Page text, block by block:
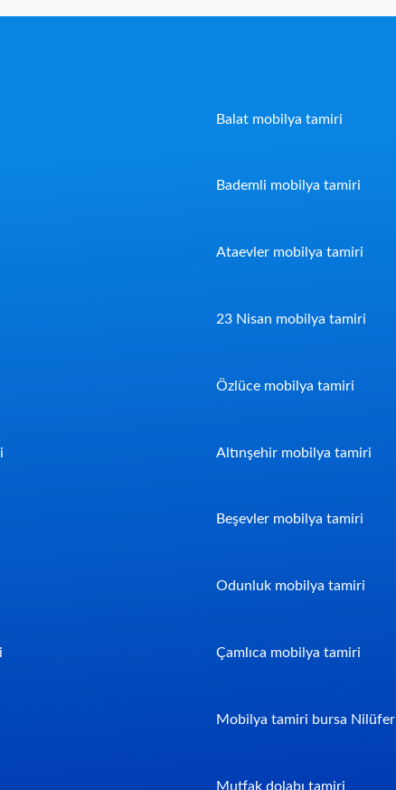
Balat mobilya tamiri
Bademli mobilya tamiri
Ataevler mobilya tamiri
23 Nisan mobilya tamiri
Özlüce mobilya tamiri
Altınşehir mobilya tamiri
Beşevler mobilya tamiri
Odunluk mobilya tamiri
Çamlıca mobilya tamiri
Mobilya tamiri bursa Nilüfer
Mutfak dolabı tamiri